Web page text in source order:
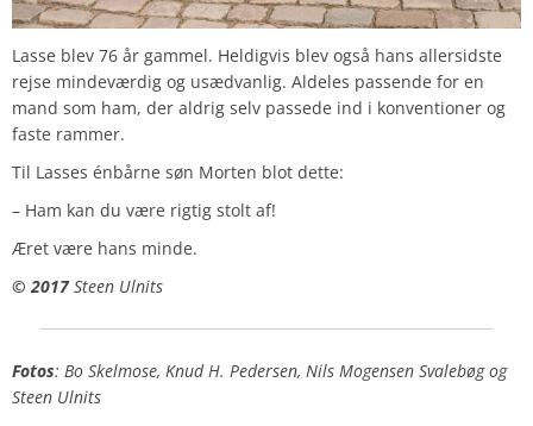
Lasse blev 76 år gammel. Heldigvis blev også hans allersidste
rejse mindeværdig og usædvanlig. Aldeles passende for en
mand som ham, der aldrig selv passede ind i konventioner og
faste rammer.
Til Lasses énbårne søn Morten blot dette:
– Ham kan du være rigtig stolt af!
Æret være hans minde.
© 2017Steen Ulnits
Fotos: Bo Skelmose, Knud H. Pedersen, Nils Mogensen Svalebøg og
Steen Ulnits